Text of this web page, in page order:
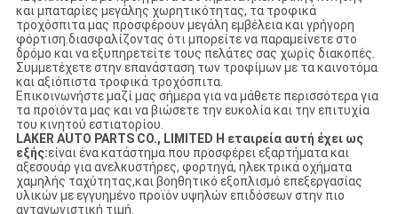
και μπαταρίες μεγάλης χωρητικότητας, τα τροφικά
τροχόσπιτα μας προσφέρουν μεγάλη εμβέλεια και γρήγορη
φόρτιση.διασφαλίζοντας ότι μπορείτε να παραμείνετε στο
δρόμο και να εξυπηρετείτε τους πελάτες σας χωρίς διακοπές.
Συμμετέχετε στην επανάσταση των τροφίμων με τα καινοτόμα
και αξιόπιστα τροφικά τροχόσπιτα.
Επικοινωνήστε μαζί μας σήμερα για να μάθετε περισσότερα για
τα προϊόντα μας και να βιώσετε την ευκολία και την επιτυχία
του κινητού εστιατορίου.
LAKER AUTO PARTS CO., LIMITED Η εταιρεία αυτή έχει ως
εξής:είναι ένα κατάστημα που προσφέρει εξαρτήματα και
αξεσουάρ για ανελκυστήρες, φορτηγά, ηλεκτρικά οχήματα
χαμηλής ταχύτητας,και βοηθητικό εξοπλισμό επεξεργασίας
υλικών με εγγυημένο προϊόν υψηλών επιδόσεων στην πιο
ανταγωνιστική τιμή.